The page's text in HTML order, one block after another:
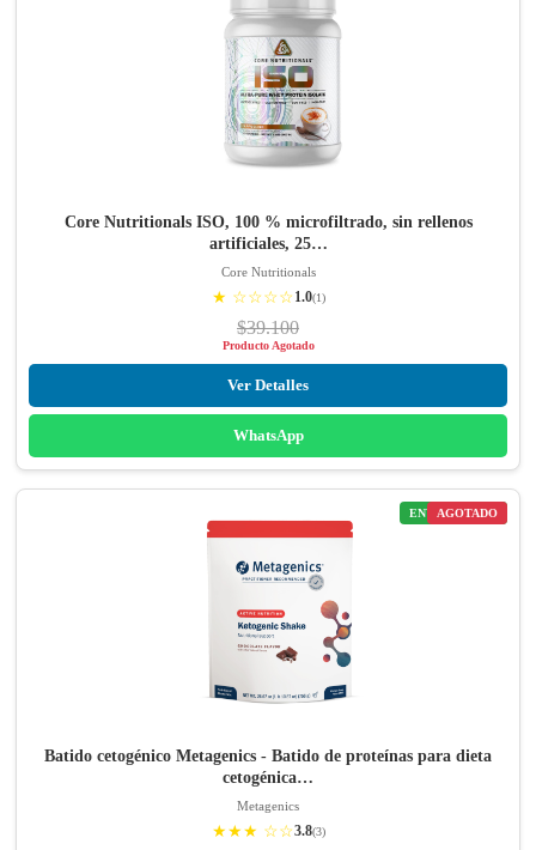
Core Nutritionals ISO, 100 % microfiltrado, sin rellenos
artificiales, 25…
Core Nutritionals
★ ☆☆☆☆1.0(1)
$39.100
Producto Agotado
Ver Detalles
WhatsApp
ENVÍO GRATIS
AGOTADO
Batido cetogénico Metagenics - Batido de proteínas para dieta
cetogénica…
Metagenics
★★★ ☆☆3.8(3)